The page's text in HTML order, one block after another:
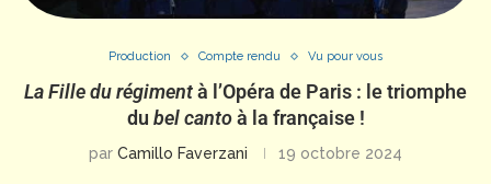
Production Compte rendu Vu pour vous
La Fille du régimentà l’Opéra de Paris : le triomphe
du bel cantoà la française !
par Camillo Faverzani 19 octobre 2024